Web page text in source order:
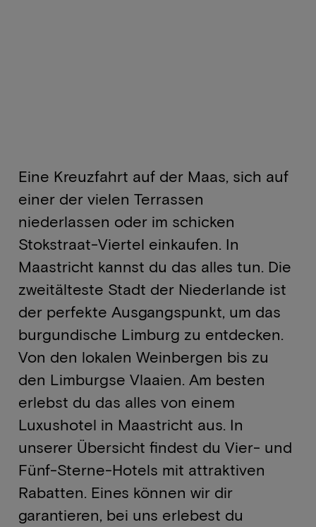
Eine Kreuzfahrt auf der Maas, sich auf
einer der vielen Terrassen
niederlassen oder im schicken
Stokstraat-Viertel einkaufen. In
Maastricht kannst du das alles tun. Die
zweitälteste Stadt der Niederlande ist
der perfekte Ausgangspunkt, um das
burgundische Limburg zu entdecken.
Von den lokalen Weinbergen bis zu
den Limburgse Vlaaien. Am besten
erlebst du das alles von einem
Luxushotel in Maastricht aus. In
unserer Übersicht findest du Vier- und
Fünf-Sterne-Hotels mit attraktiven
Rabatten. Eines können wir dir
garantieren, bei uns erlebest du